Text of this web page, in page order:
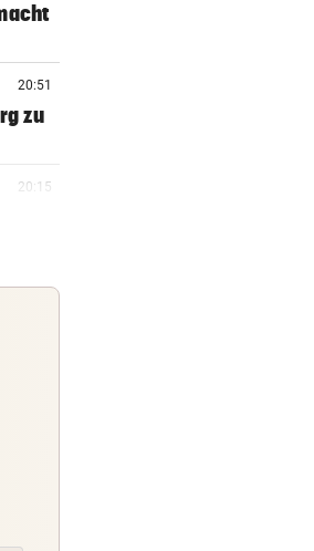
20:51
zu
20:15
20:06